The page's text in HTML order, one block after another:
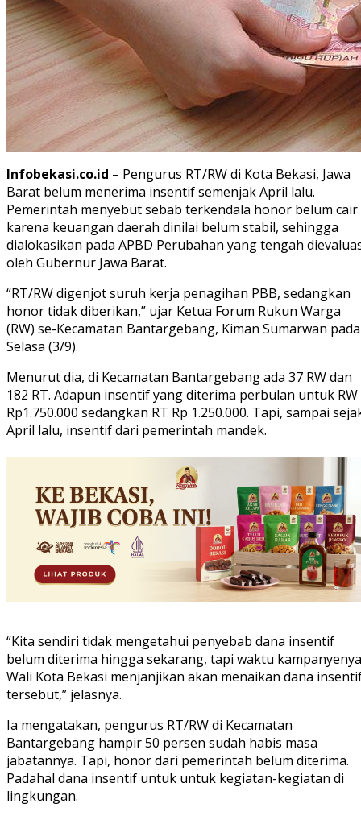
Infobekasi.co.id – Pengurus RT/RW di Kota Bekasi, Jawa
Barat belum menerima insentif semenjak April lalu.
Pemerintah menyebut sebab terkendala honor belum cair
karena keuangan daerah dinilai belum stabil, sehingga
dialokasikan pada APBD Perubahan yang tengah
oleh Gubernur Jawa Barat.
“RT/RW digenjot suruh kerja penagihan PBB, sedangkan
honor tidak diberikan,” ujar Ketua Forum Rukun Warga
(RW) se-Kecamatan Bantargebang, Kiman Sumarwan pada
Selasa (3/9).
Menurut dia, di Kecamatan Bantargebang ada 37 RW dan
182 RT. Adapun insentif yang diterima perbulan untuk RW
Rp1.750.000 sedangkan RT Rp 1.250.000. Tapi, sampai
April lalu, insentif dari pemerintah mandek.
“Kita sendiri tidak mengetahui penyebab dana insentif
belum diterima hingga sekarang, tapi waktu kampanyenya
Wali Kota Bekasi menjanjikan akan menaikan dana
tersebut,” jelasnya.
Ia mengatakan, pengurus RT/RW di Kecamatan
Bantargebang hampir 50 persen sudah habis masa
jabatannya. Tapi, honor dari pemerintah belum diterima.
Padahal dana insentif untuk untuk kegiatan-kegiatan di
lingkungan.